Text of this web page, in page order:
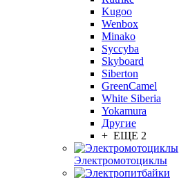
Kugoo
Wenbox
Minako
Syccyba
Skyboard
Siberton
GreenCamel
White Siberia
Yokamura
Другие
+ ЕЩЕ 2
Электромотоциклы